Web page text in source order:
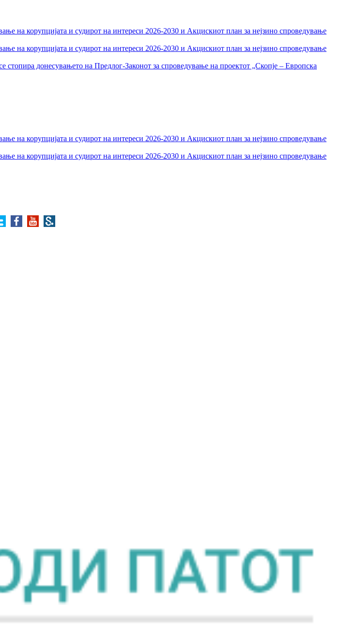
на корупцијата и судирот на интереси 2026-2030 и Акцискиот план за нејзино спроведување
на корупцијата и судирот на интереси 2026-2030 и Акцискиот план за нејзино спроведување
донесувањето на Предлог-Законот за спроведување на проектот „Скопје – Европска
на корупцијата и судирот на интереси 2026-2030 и Акцискиот план за нејзино спроведување
на корупцијата и судирот на интереси 2026-2030 и Акцискиот план за нејзино спроведување